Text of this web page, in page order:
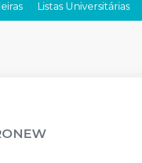
Listas Universitárias